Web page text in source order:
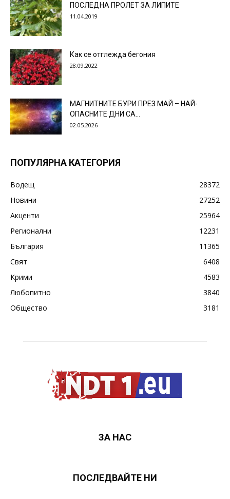
ПОСЛЕДНА ПРОЛЕТ ЗА ЛИПИТЕ
11.04.2019
Как се отглежда бегония
28.09.2022
МАГНИТНИТЕ БУРИ ПРЕЗ МАЙ – НАЙ-
ОПАСНИТЕ ДНИ СА…
02.05.2026
ПОПУЛЯРНА КАТЕГОРИЯ
Водещ
28372
Новини
27252
Акценти
25964
Регионални
12231
България
11365
Свят
6408
Крими
4583
Любопитно
3840
Общество
3181
ЗА НАС
ПОСЛЕДВАЙТЕ НИ